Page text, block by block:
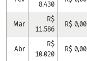
8.430
Mar
R$
11.586
R$ 0,00
Abr
R$
10.020
R$ 0,00